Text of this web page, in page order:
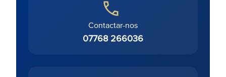
Contactar-nos
07768 266036